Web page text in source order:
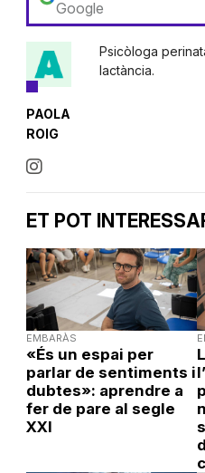
Google
PAOLA
ROIG
Psicòloga
lactància.
ET POT
EMBARÀS
«És un espai per
parlar de sentiments i
dubtes»: aprendre a
fer de pare al segle
XXI